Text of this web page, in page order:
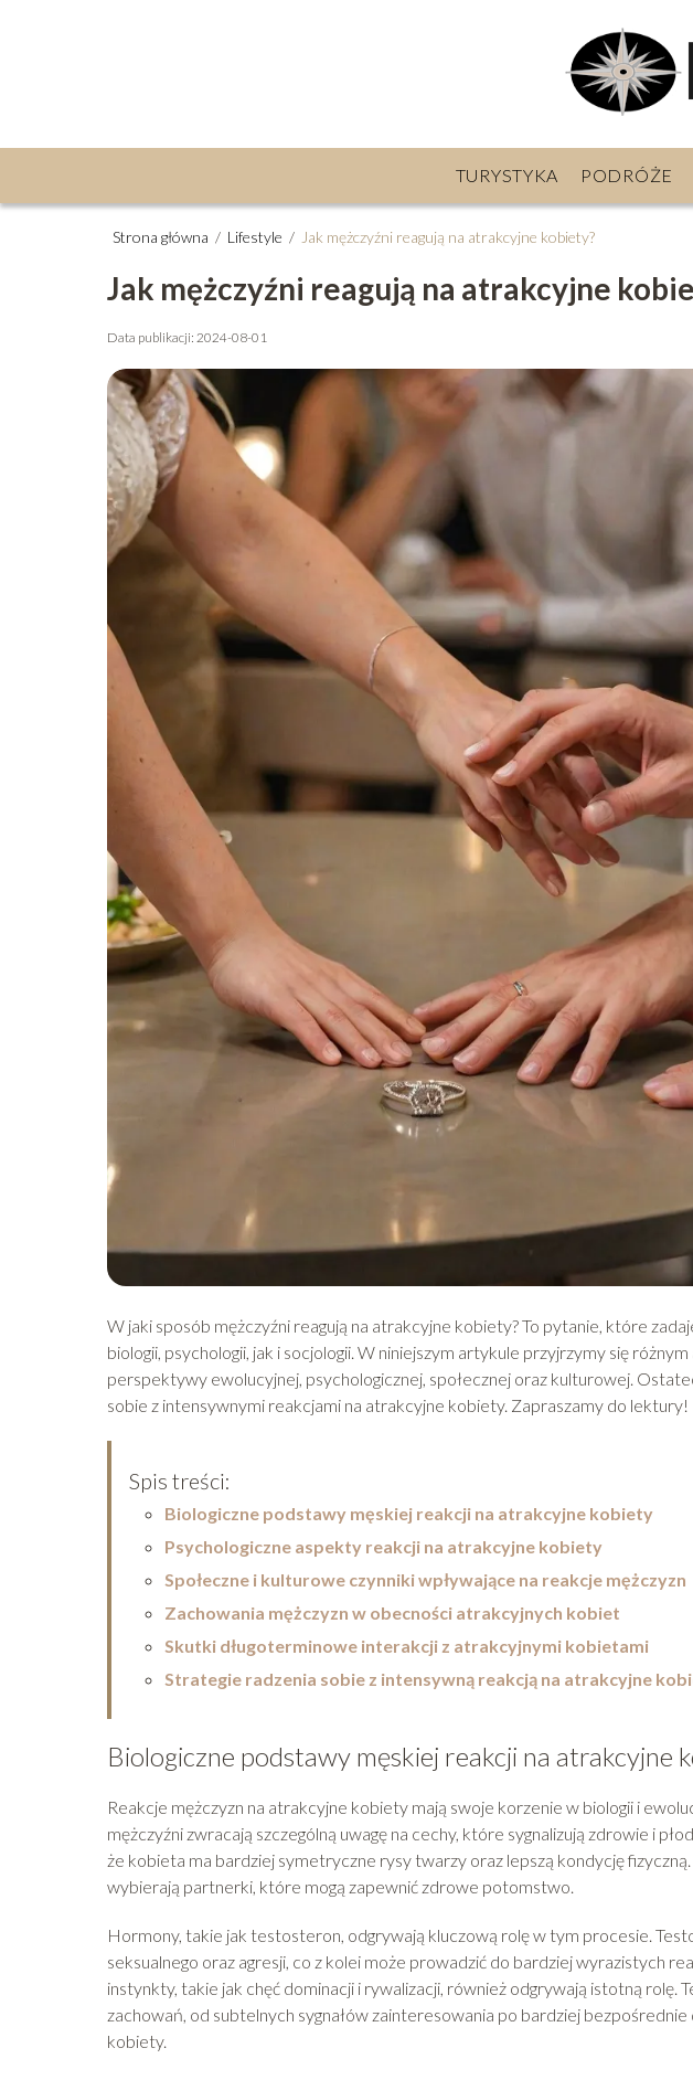
TURYSTYKA PODRÓŻE
Strona główna / Lifestyle / Jak mężczyźni reagują na atrakcyjne kobiety?
Jak mężczyźni reagują na atrakcyjne
Data publikacji: 2024-08-01
W jaki sposób mężczyźni reagują na atrakcyjne kobiety? To pytanie, które
biologii, psychologii, jak i socjologii. W niniejszym artykule przyjrzymy się
perspektywy ewolucyjnej, psychologicznej, społecznej oraz kulturowej.
sobie z intensywnymi reakcjami na atrakcyjne kobiety. Zapraszamy do lektury!
Spis treści:
Biologiczne podstawy męskiej reakcji na atrakcyjne kobiety
Psychologiczne aspekty reakcji na atrakcyjne kobiety
Społeczne i kulturowe czynniki wpływające na reakcje mężczyzn
Zachowania mężczyzn w obecności atrakcyjnych kobiet
Skutki długoterminowe interakcji z atrakcyjnymi kobietami
Strategie radzenia sobie z intensywną reakcją na atrakcyjne
Biologiczne podstawy męskiej reakcji na atrakcyjne
Reakcje mężczyzn na atrakcyjne kobiety mają swoje korzenie w biologii i
mężczyźni zwracają szczególną uwagę na cechy, które sygnalizują zdrowie i
że kobieta ma bardziej symetryczne rysy twarzy oraz lepszą kondycję
wybierają partnerki, które mogą zapewnić zdrowe potomstwo.
Hormony, takie jak testosteron, odgrywają kluczową rolę w tym procesie.
seksualnego oraz agresji, co z kolei może prowadzić do bardziej wyrazistych
instynkty, takie jak chęć dominacji i rywalizacji, również odgrywają istotną rolę.
zachowań, od subtelnych sygnałów zainteresowania po bardziej bezpośrednie
kobiety.